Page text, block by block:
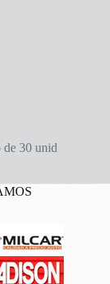
de 30 unid